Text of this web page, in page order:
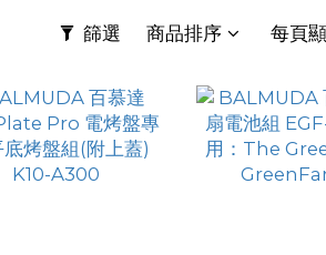
篩選 商品排序 每頁